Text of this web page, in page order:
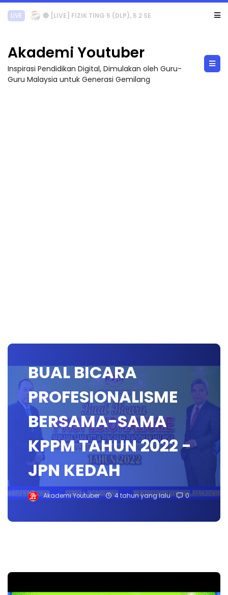
LIVE 🔴 [LIVE] PRINSIP PERAKAUNAN, PECUT SKOR SOALAN 1 TRIAL OLEH CIKGU WAN...
Akademi Youtuber
Inspirasi Pendidikan Digital, Dimulakan oleh Guru-
Guru Malaysia untuk Generasi Gemilang
BUAL BICARA
PROFESIONALISME
BERSAMA-SAMA
KPPM TAHUN 2022 -
JPN KEDAH
Akademi Youtuber 4 tahun yang lalu 0